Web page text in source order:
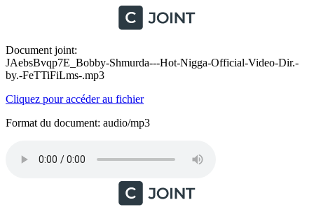
Document joint:
JAebsBvqp7E_Bobby-Shmurda---Hot-Nigga-Official-Video-Dir.-
by.-FeTTiFiLms-.mp3
Cliquez pour accéder au fichier
Format du document: audio/mp3